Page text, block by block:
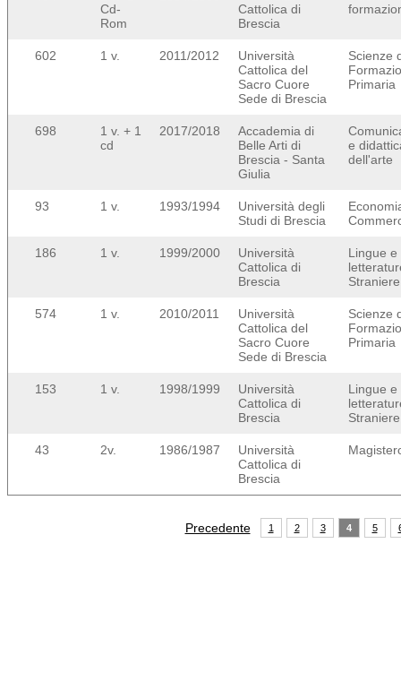
Cd-
Rom
Cattolica di
Brescia
602 1 v. 2011/2012
Università
Cattolica del
Sacro Cuore
Sede di Brescia
Scienze
Primaria
698
1 v. + 1
cd
2017/2018
Accademia di
Belle Arti di
Brescia - Santa
Giulia
e
dell'arte
93 1 v. 1993/1994
Università degli
Studi di Brescia
186 1 v. 1999/2000
Università
Cattolica di
Brescia
Lingue e
Straniere
574 1 v. 2010/2011
Università
Cattolica del
Sacro Cuore
Sede di Brescia
Scienze
Primaria
153 1 v. 1998/1999
Università
Cattolica di
Brescia
Lingue e
Straniere
43 2v. 1986/1987
Università
Cattolica di
Brescia
Precedente 1 2 3 4 5